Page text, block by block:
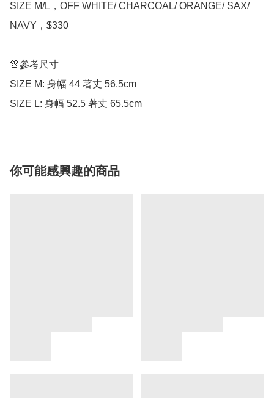
SIZE M/L，OFF WHITE/ CHARCOAL/ ORANGE/ SAX/
NAVY，$330
👚參考尺寸
SIZE M: 身幅 44 著丈 56.5cm
SIZE L: 身幅 52.5 著丈 65.5cm
你可能感興趣的商品